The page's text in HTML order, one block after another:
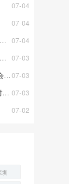
还是劝
极意
07-04
07-04
07-04
07-03
07-03
07-03
07-02
圳